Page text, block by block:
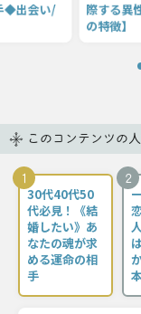
◆出会い/
際する異
の特徴】
このコンテンツの
1
30代40代50
代必見！《結
婚したい》あ
なたの魂が求
める運命の相
手
2